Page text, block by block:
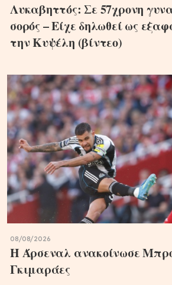
Λυκαβηττός: Σε 57χρονη
σορός – Είχε δηλωθεί ως
την Κυψέλη (βίντεο)
08/08/2026
Η Άρσεναλ ανακοίνωσε
Γκιμαράες